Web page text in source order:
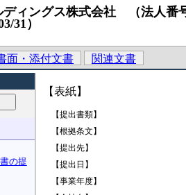
ディングス株式会社 （法人番
31）
面・添付文書
関連文書